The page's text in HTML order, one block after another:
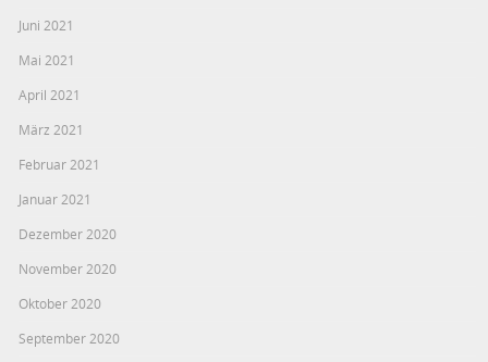
Juni 2021
Mai 2021
April 2021
März 2021
Februar 2021
Januar 2021
Dezember 2020
November 2020
Oktober 2020
September 2020